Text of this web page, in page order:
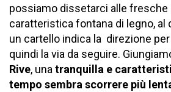
possiamo dissetarci alle fresche
caratteristica fontana di legno, al
un cartello indica la direzione per
quindi la via da seguire.
Rive, una tranquilla e
tempo sembra scorrere più